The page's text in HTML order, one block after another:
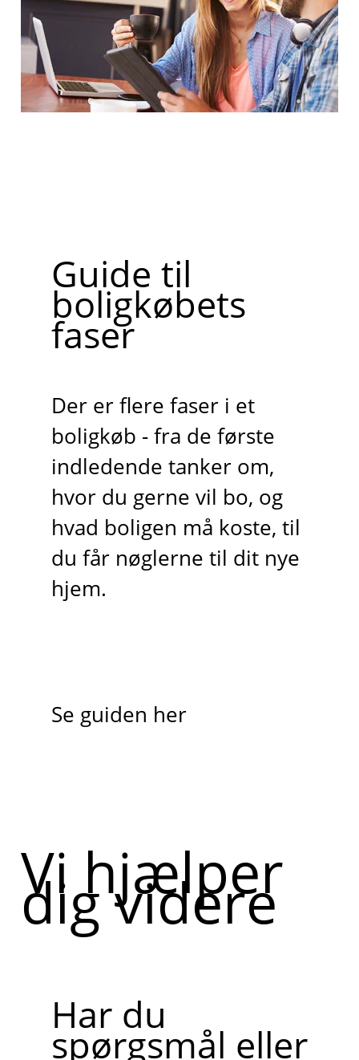
Guide til
boligkøbets
faser
Der er flere faser i et
boligkøb - fra de første
indledende tanker om,
hvor du gerne vil bo, og
hvad boligen må koste, til
du får nøglerne til dit nye
hjem.
Se guiden her
Vi hjælper
dig videre
Har du
spørgsmål eller